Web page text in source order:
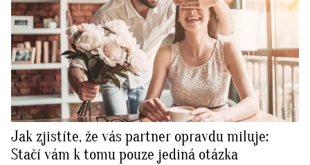
Jak zjistíte, že vás partner opravdu miluje:
Stačí vám k tomu pouze jediná otázka